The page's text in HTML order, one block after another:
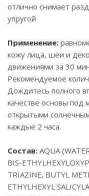
отлично снимает
упругой
Применение:
кожу лица, шеи и
движениями за 30
Рекомендуемое
Дождитесь полного
качестве основы под
открытыми
каждые 2 часа.
Состав: AQUA
BIS-
TRIAZINE, BUTYL
ETHYLHEXYL